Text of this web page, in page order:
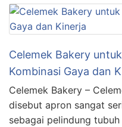
Celemek Bakery
Kombinasi Gaya dan
Celemek Bakery –
disebut apron sangat
sebagai pelindung